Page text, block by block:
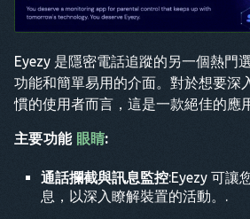
Eyezy 是隱密電話追蹤的另一個熱門
功能和簡單易用的介面。對於想要深
慣的使用者而言，這是一款絕佳的應
主要功能 眼睛:
通話攔截與訊息監控:Eyezy 可讓
息，以深入瞭解裝置的活動。.